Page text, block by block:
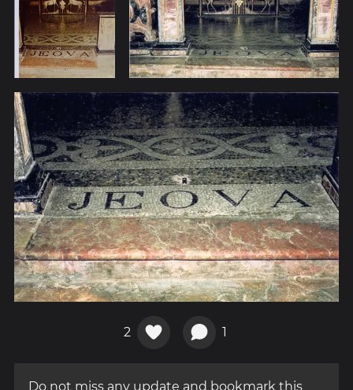
2 1
Do not miss any update and bookmark this